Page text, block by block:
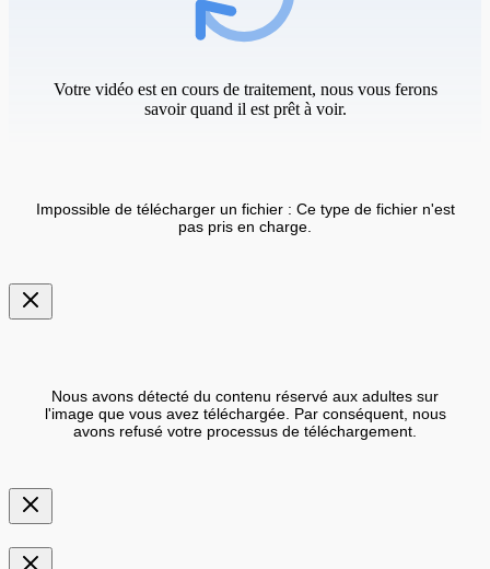
Votre vidéo est en cours de traitement, nous vous ferons
savoir quand il est prêt à voir.
Impossible de télécharger un fichier : Ce type de fichier n'est
pas pris en charge.
Nous avons détecté du contenu réservé aux adultes sur
l'image que vous avez téléchargée. Par conséquent, nous
avons refusé votre processus de téléchargement.